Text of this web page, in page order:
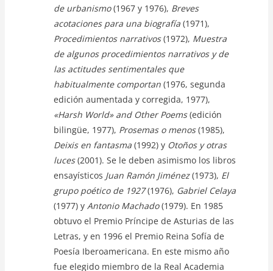
de urbanismo(1967 y 1976), Breves
acotaciones para una biografía (1971),
Procedimientos narrativos(1972), Muestra
de algunos procedimientos narrativos y de
las actitudes sentimentales que
habitualmente comportan (1976, segunda
edición aumentada y corregida, 1977),
«Harsh World» and Other Poems(edición
bilingüe, 1977), Prosemas o menos(1985),
Deixis en fantasma (1992) y Otoños y otras
luces(2001). Se le deben asimismo los libros
ensayísticos Juan Ramón Jiménez(1973), El
grupo poético de 1927(1976), Gabriel Celaya
(1977) y Antonio Machado(1979). En 1985
obtuvo el Premio Príncipe de Asturias de las
Letras, y en 1996 el Premio Reina Sofía de
Poesía Iberoamericana. En este mismo año
fue elegido miembro de la Real Academia